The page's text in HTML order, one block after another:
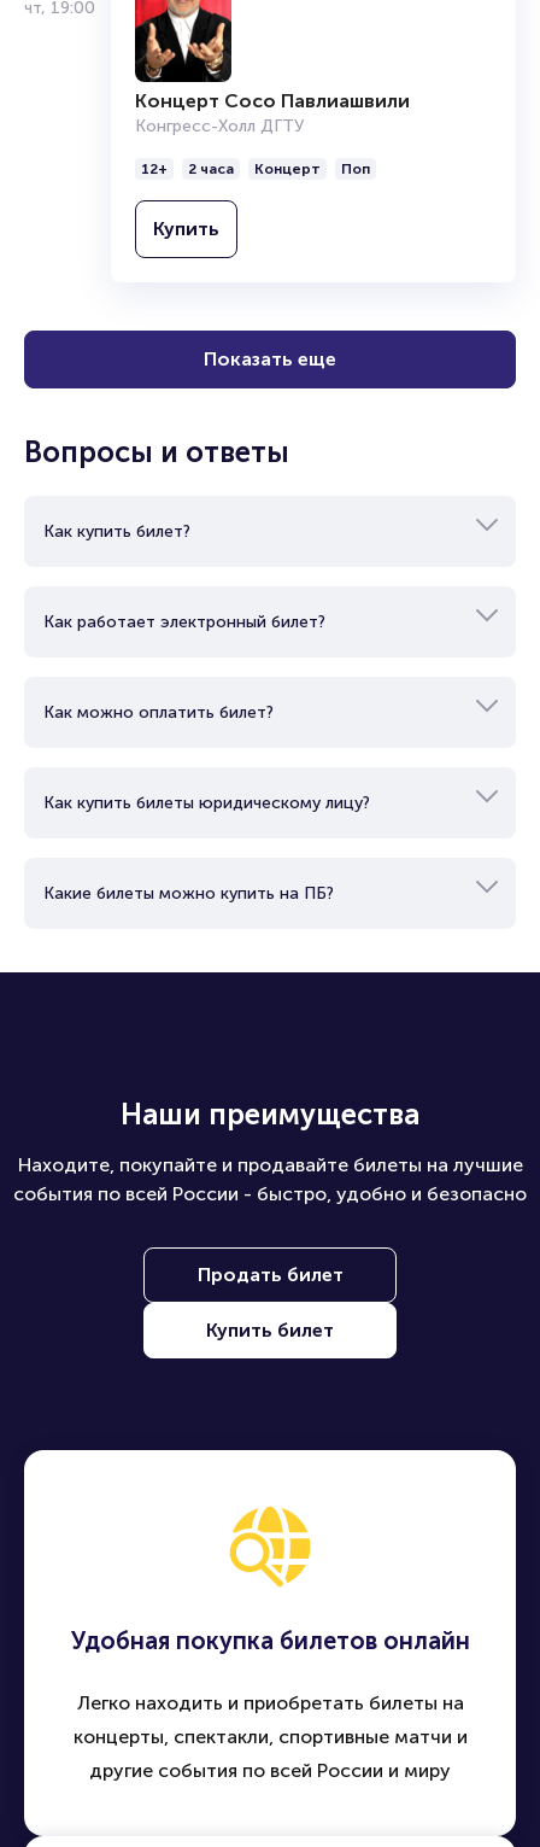
чт, 19:00
Концерт Сосо Павлиашвили
Конгресс-Холл ДГТУ
12+ 2 часа Концерт Поп
Купить
Показать еще
Вопросы и ответы
Как купить билет?
Как работает электронный билет?
Как можно оплатить билет?
Как купить билеты юридическому лицу?
Какие билеты можно купить на ПБ?
Наши преимущества
Находите, покупайте и продавайте билеты на лучшие
события по всей России - быстро, удобно и безопасно
Продать билет
Купить билет
Удобная покупка билетов онлайн
Легко находить и приобретать билеты на
концерты, спектакли, спортивные матчи и
другие события по всей России и миру